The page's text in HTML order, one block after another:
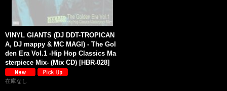
VINYL GIANTS (DJ DDT-TROPICAN
A, DJ mappy & MC MAGI) - The Gol
den Era Vol.1 -Hip Hop Classics Ma
sterpiece Mix- (Mix CD) [HBR-028]
在庫なし